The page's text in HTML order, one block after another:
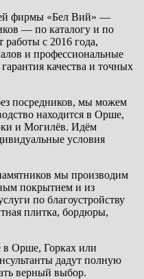
фирмы «Бел Вий» —
— по каталогу и по
с 2016 года,
и профессиональные
качества и точных
посредников, мы можем
находится в Орше,
и Могилёв. Идём
условия
мы производим
покрытием и из
по благоустройству
плитка, бордюры,
в Орше, Горках или
дадут полную
верный выбор.